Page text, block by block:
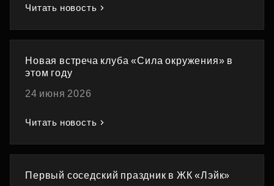
Читать новость
Новая встреча клуба «Сила окружения» в
этом году
24 июня 2026
Читать новость
Первый соседский праздник в ЖК «Лэйк»